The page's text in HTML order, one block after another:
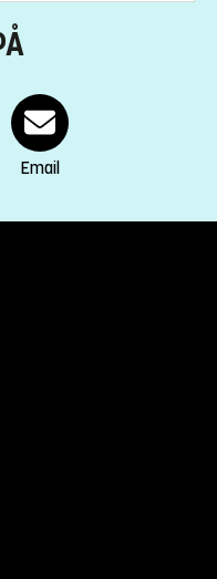
oss.
Email